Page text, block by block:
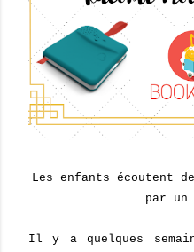
Les enfants écoutent
par un
Il y a quelques